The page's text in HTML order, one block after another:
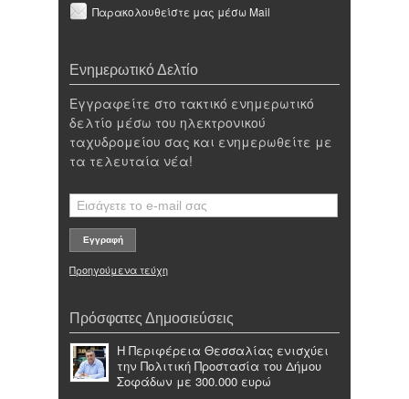
Παρακολουθείστε μας μέσω Mail
Ενημερωτικό Δελτίο
Εγγραφείτε στο τακτικό ενημερωτικό
δελτίο μέσω του ηλεκτρονικού
ταχυδρομείου σας και ενημερωθείτε με
τα τελευταία νέα!
Προηγούμενα τεύχη
Πρόσφατες Δημοσιεύσεις
Η Περιφέρεια Θεσσαλίας ενισχύει
την Πολιτική Προστασία του Δήμου
Σοφάδων με 300.000 ευρώ